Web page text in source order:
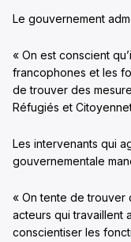
Le gouvernement
« On est conscient
francophones et les
de trouver des
Réfugiés et
Les intervenants qui
gouvernementale
« On tente de trouver
acteurs qui travaillent
conscientiser les